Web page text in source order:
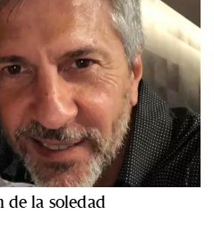
de la soledad